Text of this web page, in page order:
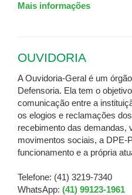
Mais informações
OUVIDORIA
A Ouvidoria-Geral é um
Defensoria. Ela tem o
comunicação entre a
os elogios e reclamações
recebimento das demandas,
movimentos sociais, a DPE-
funcionamento e a própria
Telefone: (41) 3219-7340
WhatsApp: (41) 99123-1961